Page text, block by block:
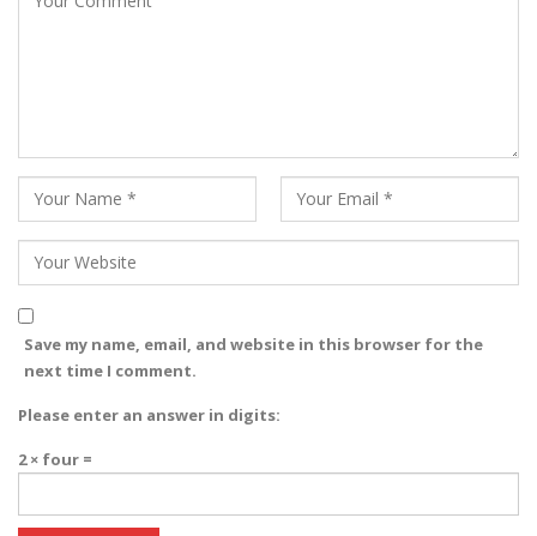
Save my name, email, and website in this browser for the
next time I comment.
Please enter an answer in digits:
2 × four =